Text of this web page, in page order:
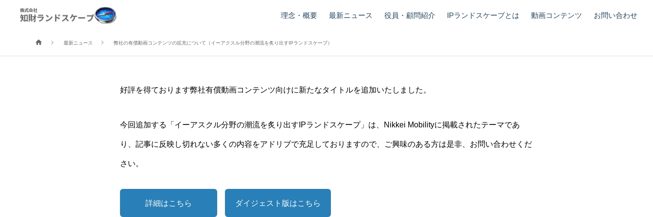
理念・概要 最新ニュース 役員・顧問紹介 IPランドスケープとは 動画コンテンツ お問い合わせ
弊社の有償動画コンテンツの拡充について（イーアクスル分野の潮流
2024.10.11
最新ニュース 弊社の有償動画コンテンツの拡充について（イーアクスル分野の潮流を炙り出すIPランドスケープ）
好評を得ております弊社有償動画コンテンツ向けに新たなタイトルを追加いたしました。
今回追加する「イーアスクル分野の潮流を炙り出すIPランドスケープ」は、Nikkei Mobilityに掲載されたテーマであ
り、記事に反映し切れない多くの内容をアドリブで充足しておりますので、ご興味のある方は是非、お問い合わせくだ
さい。
詳細はこちら ダイジェスト版はこちら